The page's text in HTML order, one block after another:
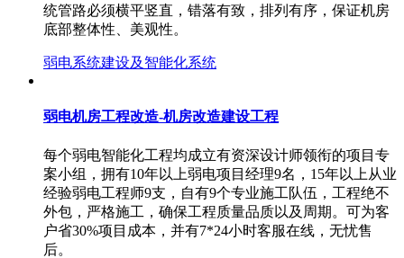
统管路必须横平竖直，错落有致，排列有序，保证机房
底部整体性、美观性。
弱电系统建设及智能化系统
弱电机房工程改造-机房改造建设工程
每个弱电智能化工程均成立有资深设计师领衔的项目专
案小组，拥有10年以上弱电项目经理9名，15年以上从业
经验弱电工程师9支，自有9个专业施工队伍，工程绝不
外包，严格施工，确保工程质量品质以及周期。可为客
户省30%项目成本，并有7*24小时客服在线，无忧售
后。